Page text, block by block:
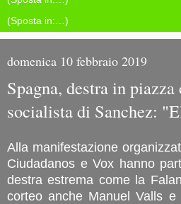
domenica 10 febbraio 2019
Spagna, destra in
socialista di Sanchez:
Alla manifestazione
Ciudadanos e Vox hanno
destra estrema come la
corteo anche Manuel Valls